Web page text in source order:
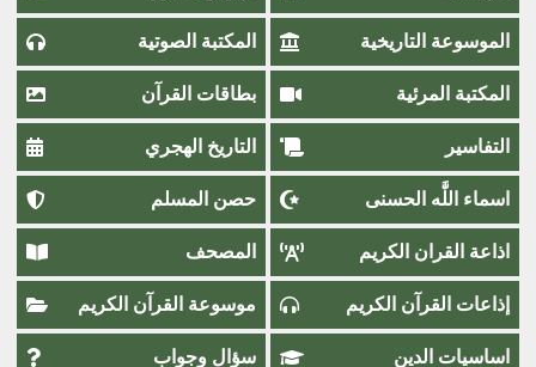
الموسوعة التاريخية المكتبة الصوتية
المكتبة المرئية بطاقات القرآن
التفاسير التاريخ الهجري
اسماء اللَّٰه الحسنى حصن المسلم
اذاعة القران الكريم المصحف
إذاعات القرآن الكريم موسوعة القرآن الكريم
اساسيات الدين سؤال وجواب